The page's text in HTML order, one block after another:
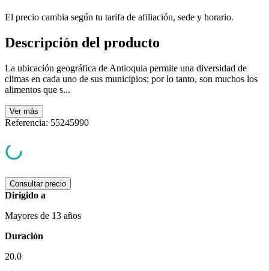
El precio cambia según tu tarifa de afiliación, sede y horario.
Descripción del producto
La ubicación geográfica de Antioquia permite una diversidad de
climas en cada uno de sus municipios; por lo tanto, son muchos los
alimentos que s...
Ver más
Referencia: 55245990
Consultar precio
Dirigido a
Mayores de 13 años
Duración
20.0